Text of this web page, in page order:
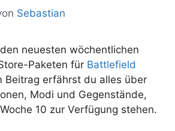
Sebastian
neuesten wöchentlichen
Paketen für Battlefield
Beitrag erfährst du alles über
Modi und Gegenstände,
10 zur Verfügung stehen.